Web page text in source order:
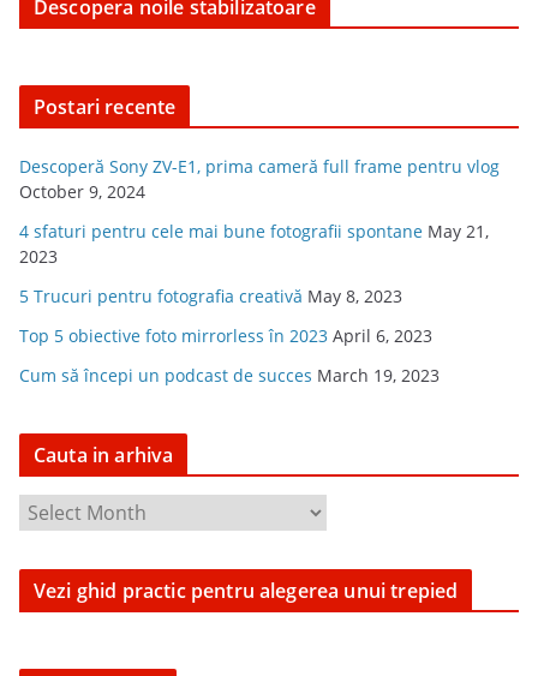
Descopera noile stabilizatoare
Postari recente
Descoperă Sony ZV-E1, prima cameră full frame pentru vlog
October 9, 2024
4 sfaturi pentru cele mai bune fotografii spontane May 21,
2023
5 Trucuri pentru fotografia creativă May 8, 2023
Top 5 obiective foto mirrorless în 2023 April 6, 2023
Cum să începi un podcast de succes March 19, 2023
Cauta in arhiva
u
Vezi ghid practic pentru alegerea unui trepied